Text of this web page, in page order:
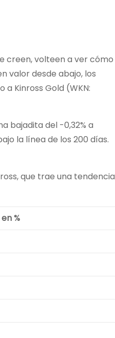
creen, volteen a ver cómo
valor desde abajo, los
Kinross Gold (WKN:
bajadita del -0,32% a
la línea de los 200 días.
que trae una tendencia
%